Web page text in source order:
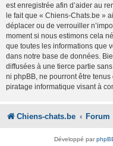
est enregistrée afin d’aider au
le fait que « Chiens-Chats.be »
déplacer ou de verrouiller
moment si nous estimons cela
que toutes les informations que
dans notre base de données.
diffusées à une tierce partie
ni phpBB, ne pourront être
piratage informatique visant à
Chiens-chats.be Forum
Développé par